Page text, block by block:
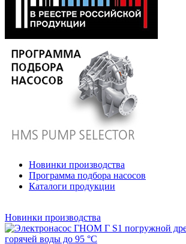
Новинки производства
Программа подбора насосов
Каталоги продукции
Новинки производства